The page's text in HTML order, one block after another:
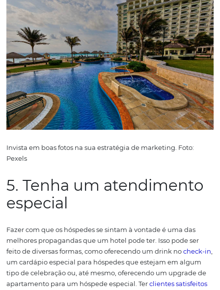
direto com sua marca. O viajante costuma opinar
nestes canais, e as empresas que estão presentes no
digital precisam entrar em contato rapidamente com o
que está criticando o estabelecimento para reverter a
Ter um bom serviço de atendimento ao consumidor e
monitoramento constante do que é falado sobre o seu
redes sociais e sites de avaliações, é fundamental para
uma boa imagem e até mesmofidelizar clientes.
3. Faça parcerias com
empresas de
semelhantes
Alguns tipos de negócio são grandes parceiros em
pessoa busca por dicas de mobilidade em um destino,
exemplo, ela pode encontrar uma boa oferta de uma
de carros que é parceira do seu hotel.
Fazer parcerias
hotéis também pode ser uma boa ideia, principalmente
durante períodos de alta estação. Se o seu hotel estiver